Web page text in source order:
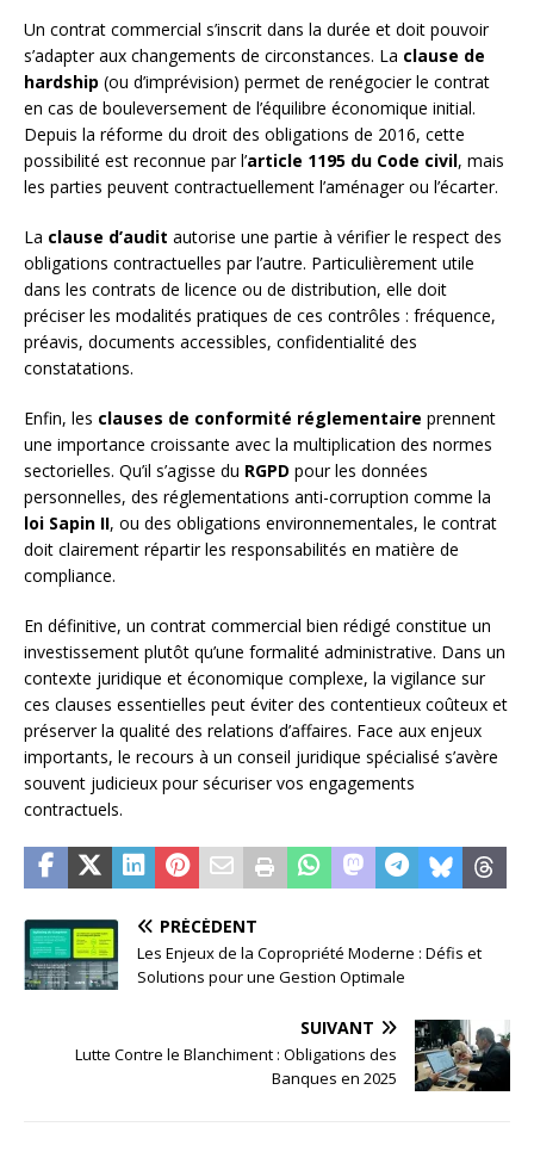
Un contrat commercial s’inscrit dans la durée et doit pouvoir
s’adapter aux changements de circonstances. La clause de
hardship (ou d’imprévision) permet de renégocier le contrat
en cas de bouleversement de l’équilibre économique initial.
Depuis la réforme du droit des obligations de 2016, cette
possibilité est reconnue par l’article 1195 du Code civil, mais
les parties peuvent contractuellement l’aménager ou l’écarter.
La clause d’audit autorise une partie à vérifier le respect des
obligations contractuelles par l’autre. Particulièrement utile
dans les contrats de licence ou de distribution, elle doit
préciser les modalités pratiques de ces contrôles : fréquence,
préavis, documents accessibles, confidentialité des
constatations.
Enfin, les clauses de conformité réglementaire prennent
une importance croissante avec la multiplication des normes
sectorielles. Qu’il s’agisse du RGPD pour les données
personnelles, des réglementations anti-corruption comme la
loi Sapin II, ou des obligations environnementales, le contrat
doit clairement répartir les responsabilités en matière de
compliance.
En définitive, un contrat commercial bien rédigé constitue un
investissement plutôt qu’une formalité administrative. Dans un
contexte juridique et économique complexe, la vigilance sur
ces clauses essentielles peut éviter des contentieux coûteux et
préserver la qualité des relations d’affaires. Face aux enjeux
importants, le recours à un conseil juridique spécialisé s’avère
souvent judicieux pour sécuriser vos engagements
contractuels.
PRÉCÉDENT
Les Enjeux de la Copropriété Moderne : Défis et
Solutions pour une Gestion Optimale
SUIVANT
Lutte Contre le Blanchiment : Obligations des
Banques en 2025